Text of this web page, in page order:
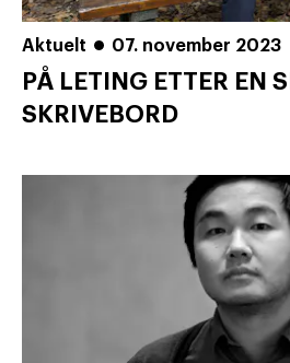
Aktuelt 07. november 2023
PÅ LETING ETTER EN
SKRIVEBORD